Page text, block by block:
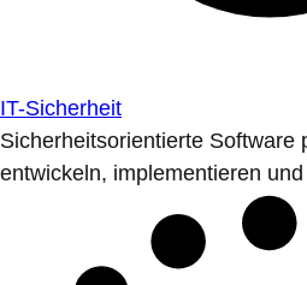
IT-Sicherheit
Sicherheitsorientierte Software
entwickeln, implementieren